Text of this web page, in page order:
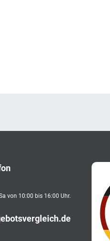
von 10:00 bis 16:00 Uhr.